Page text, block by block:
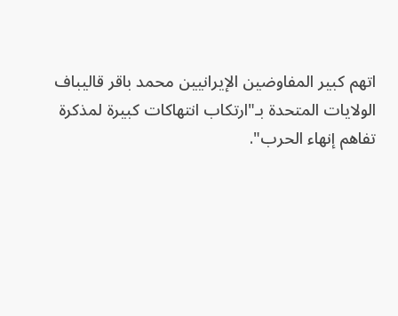
اتهم كبير المفاوضين الإيرانيين محمد باقر قاليباف
الولايات المتحدة بـ"ارتكاب انتهاكات كبيرة لمذكرة
تفاهم إنهاء الحرب".